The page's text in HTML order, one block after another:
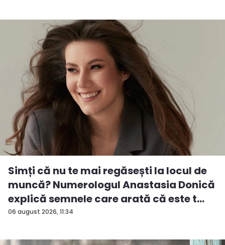
06 august 2026, 11:34
Simți că nu te mai regăsești la locul de
muncă? Numerologul Anastasia Donică
explică semnele care arată că este t...